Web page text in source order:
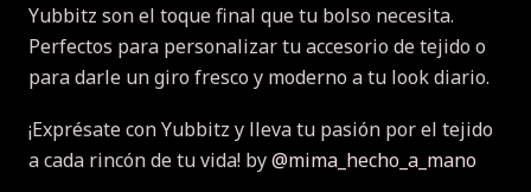
Yubbitz son el toque final que tu bolso necesita.
Perfectos para personalizar tu accesorio de tejido o
para darle un giro fresco y moderno a tu look diario.
¡Exprésate con Yubbitz y lleva tu pasión por el tejido
a cada rincón de tu vida! by@mima_hecho_a_mano